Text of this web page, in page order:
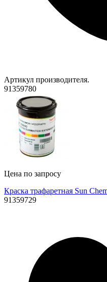
Артикул производителя.
91359780
Цена по запросу
Краска трафаретная Sun
91359729